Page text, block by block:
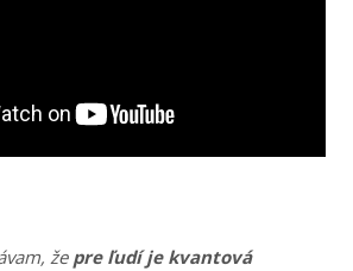
že pre ľudí je kvantová